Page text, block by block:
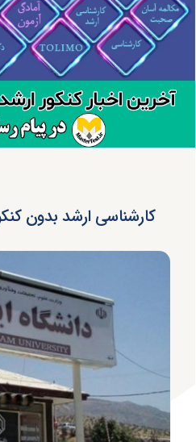
کارشناسی ارشد بدون کنکور